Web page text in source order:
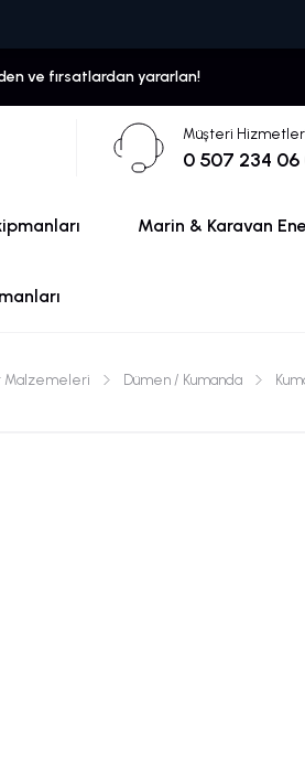
ve fırsatlardan yararlan!
Müşteri
0 507 234 06
Marin & Karavan
Malzemeleri Dümen / Kumanda